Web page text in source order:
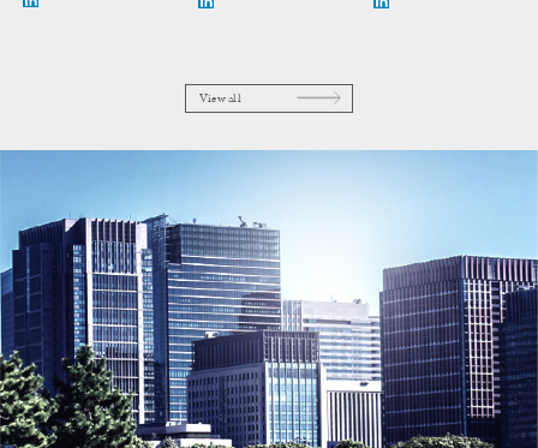
View all